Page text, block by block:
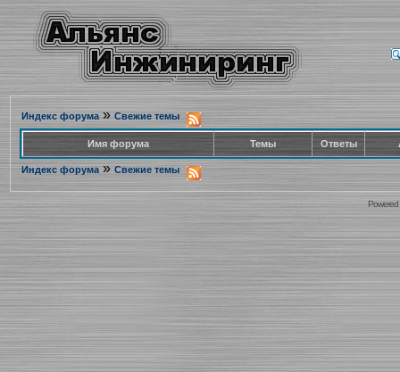
Индекс форума» Свежие темы
Имя форума Темы Ответы
Индекс форума » Свежие темы